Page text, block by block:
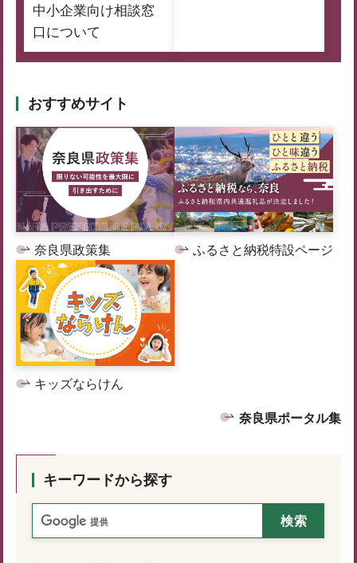
中小企業向け相談窓
口について
おすすめサイト
奈良県政策集 ふるさと納税特設ページ
キッズならけん
奈良県ポータル集
キーワードから探す